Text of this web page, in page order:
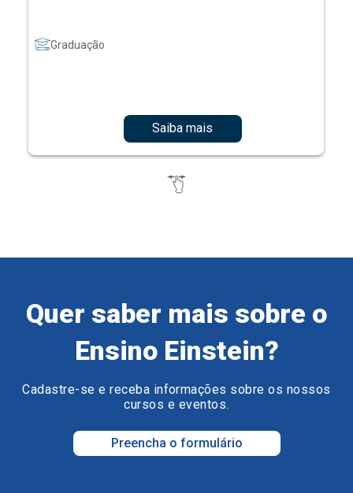
Graduação
Saiba mais
Quer saber mais sobre o
Ensino Einstein?
Cadastre-se e receba informações sobre os nossos
cursos e eventos.
Preencha o formulário